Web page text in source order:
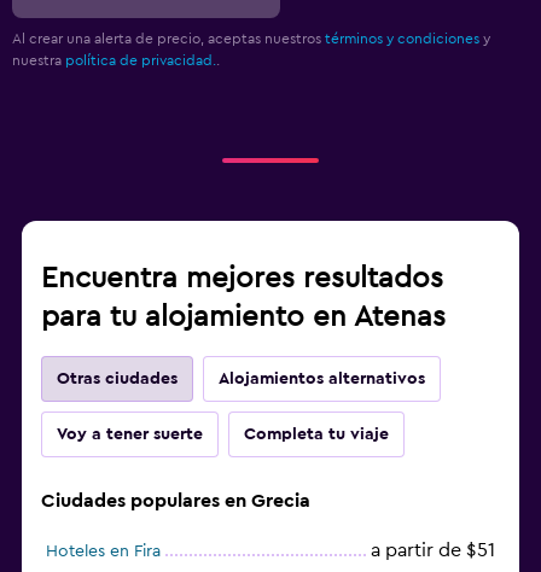
Al crear una alerta de precio, aceptas nuestros términos y condiciones y
nuestra política de privacidad.
Encuentra mejores resultados
para tu alojamiento en Atenas
Otras ciudades Alojamientos alternativos
Voy a tener suerte Completa tu viaje
Ciudades populares en Grecia
Hoteles en Fira a partir de $51